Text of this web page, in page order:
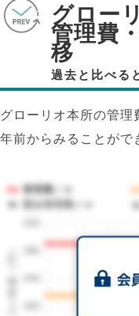
グロー
管理費
移
過去と比べる
グローリオ本所の管理
年前からみることがで
1㎡単価（円）
管理費／㎡
競合管理費／㎡